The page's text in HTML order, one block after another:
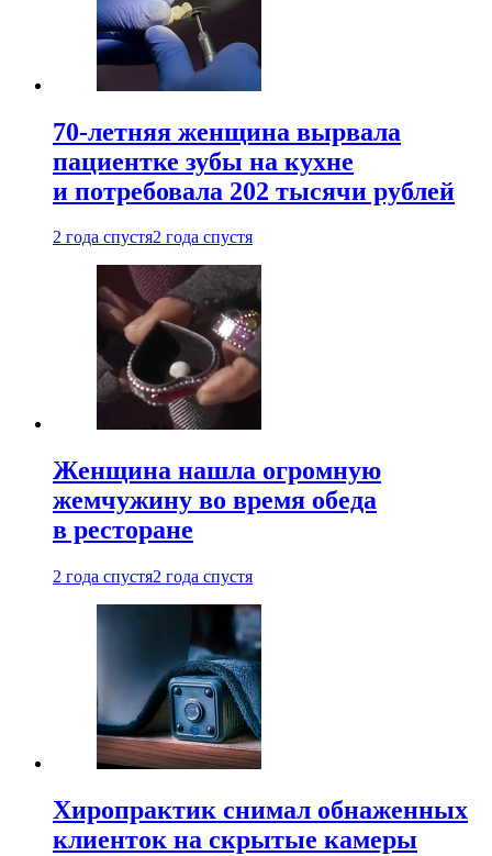
70-летняя женщина вырвала
пациентке зубы на кухне
и потребовала 202 тысячи рублей
2 года спустя2 года спустя
Женщина нашла огромную
жемчужину во время обеда
в ресторане
2 года спустя2 года спустя
Хиропрактик снимал обнаженных
клиенток на скрытые камеры